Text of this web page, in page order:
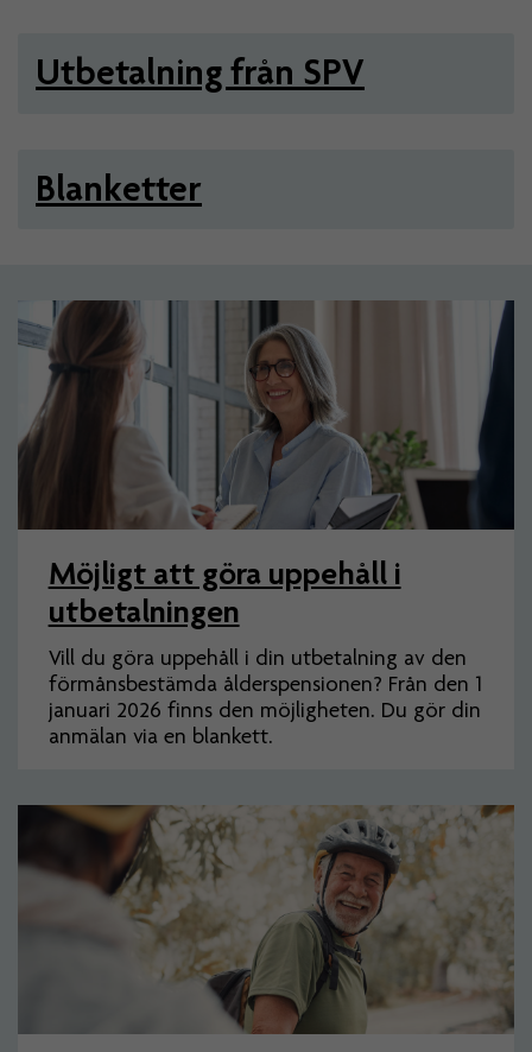
Utbetalning från SPV
Blanketter
Artiklar
Möjligt att göra uppehåll i
utbetalningen
Vill du göra uppehåll i din utbetalning av den
förmånsbestämda ålderspensionen? Från den 1
januari 2026 finns den möjligheten. Du gör din
anmälan via en blankett.